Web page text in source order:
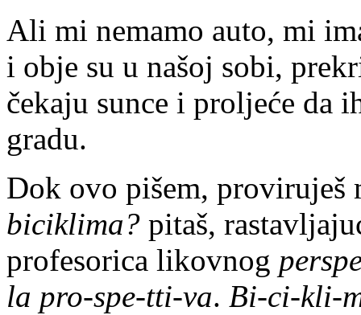
Ali mi nemamo auto, mi
i obje su u našoj sobi,
čekaju sunce i proljeće da
gradu.
Dok ovo pišem, proviruješ
biciklima? pitaš,
profesorica likovnog
la pro-spe-tti-va. Bi-ci-kli-